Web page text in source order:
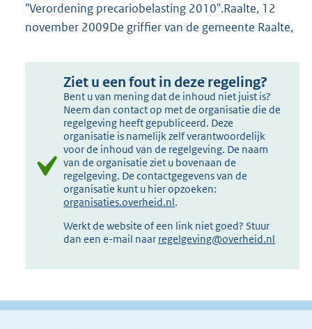
"Verordening precariobelasting 2010".Raalte, 12
november 2009De griffier van de gemeente Raalte,
Ziet u een fout in deze regeling?
Bent u van mening dat de inhoud niet juist is?
Neem dan contact op met de organisatie die de
regelgeving heeft gepubliceerd. Deze
organisatie is namelijk zelf verantwoordelijk
voor de inhoud van de regelgeving. De naam
van de organisatie ziet u bovenaan de
regelgeving. De contactgegevens van de
organisatie kunt u hier opzoeken:
organisaties.overheid.nl.
Werkt de website of een link niet goed? Stuur
dan een e-mail naar regelgeving@overheid.nl